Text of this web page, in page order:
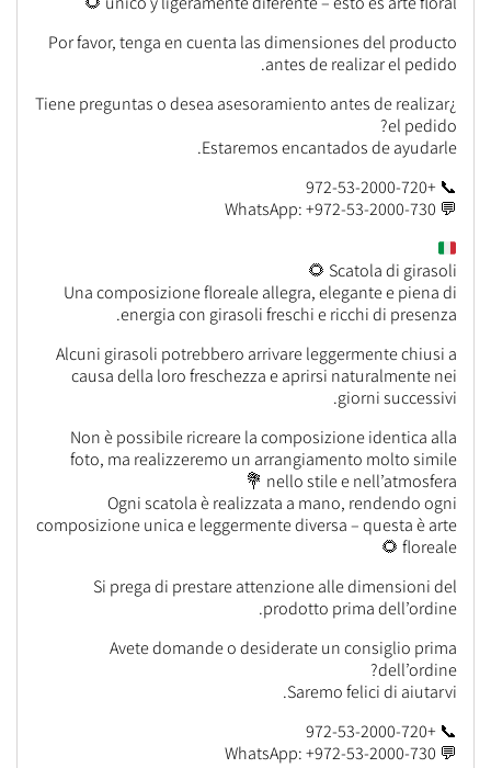
Por favor, tenga en cuenta las dimensiones del producto
antes de realizar el pedido.
¿Tiene preguntas o desea asesoramiento antes de realizar
el pedido?
Estaremos encantados de ayudarle.
📞 +972-53-2000-720
💬 WhatsApp: +972-53-2000-730
Scatola di girasoli 🌻
Una composizione floreale allegra, elegante e piena di
energia con girasoli freschi e ricchi di presenza.
Alcuni girasoli potrebbero arrivare leggermente chiusi a
causa della loro freschezza e aprirsi naturalmente nei
giorni successivi.
Non è possibile ricreare la composizione identica alla
foto, ma realizzeremo un arrangiamento molto simile
nello stile e nell’atmosfera 💐
Ogni scatola è realizzata a mano, rendendo ogni
composizione unica e leggermente diversa – questa è arte
floreale 🌻
Si prega di prestare attenzione alle dimensioni del
prodotto prima dell’ordine.
Avete domande o desiderate un consiglio prima
dell’ordine?
Saremo felici di aiutarvi.
📞 +972-53-2000-720
💬 WhatsApp: +972-53-2000-730